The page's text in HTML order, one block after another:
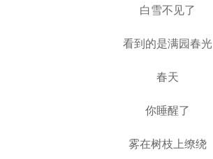
白雪不见了
看到的是满园春光
春天
你睡醒了
雾在树枝上缭绕